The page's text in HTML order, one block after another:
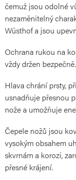
čemuž jsou odolné
nezaměnitelný
Wüsthof a jsou
Ochrana rukou na
vždy držen bezpečně.
Hlava chrání prsty,
usnadňuje přesnou
nože a umožňuje
Čepele nožů jsou
vysokým obsahem
skvrnám a korozi,
přesné krájení.